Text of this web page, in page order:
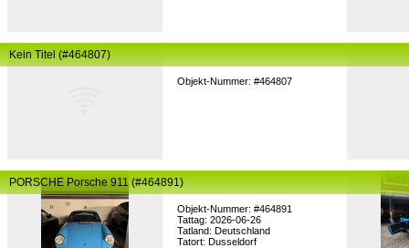
Objekt-Nummer: #464807
Kein Titel (#464807)
Objekt-Nummer: #464891
Tattag: 2026-06-26
Tatland: Deutschland
Tatort: Dusseldorf
PORSCHE Porsche 911 (#464891)